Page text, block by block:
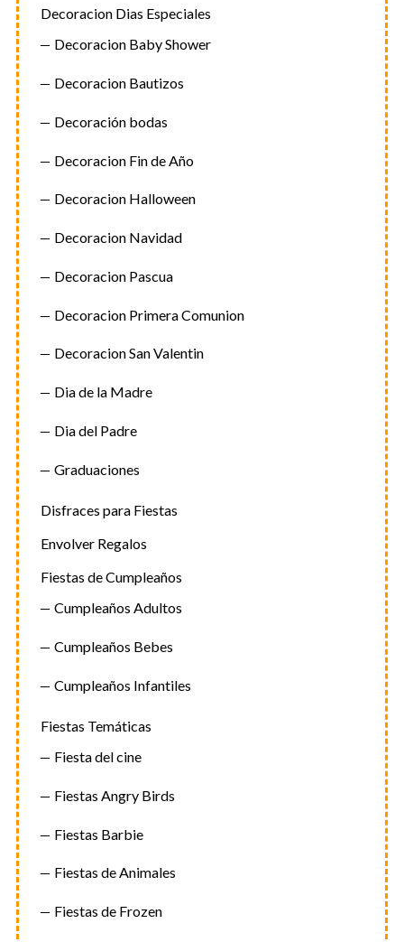
Decoracion Dias Especiales
Decoracion Baby Shower
Decoracion Bautizos
Decoración bodas
Decoracion Fin de Año
Decoracion Halloween
Decoracion Navidad
Decoracion Pascua
Decoracion Primera Comunion
Decoracion San Valentin
Dia de la Madre
Dia del Padre
Graduaciones
Disfraces para Fiestas
Envolver Regalos
Fiestas de Cumpleaños
Cumpleaños Adultos
Cumpleaños Bebes
Cumpleaños Infantiles
Fiestas Temáticas
Fiesta del cine
Fiestas Angry Birds
Fiestas Barbie
Fiestas de Animales
Fiestas de Frozen